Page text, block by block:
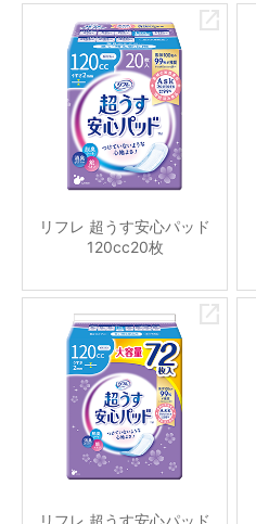
リフレ 超うす安心パッド
120cc20枚
リフレ 超うす安心パッド